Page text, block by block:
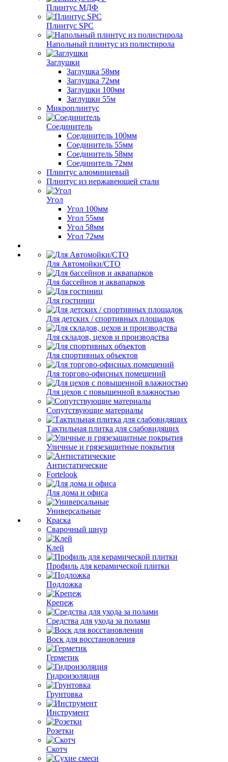
Плинтус МДФ
Плинтус SPC
Напольный плинтус из полистирола
Заглушки
Заглушка 58мм
Заглушка 72мм
Заглушки 100мм
Заглушки 55м
Микроплинтус
Соединитель
Соединитель 100мм
Соединитель 55мм
Соединитель 58мм
Соединитель 72мм
Плинтус алюминиевый
Плинтус из нержавеющей стали
Угол
Угол 100мм
Угол 55мм
Угол 58мм
Угол 72мм
Для Автомойки/СТО
Для бассейнов и аквапарков
Для гостиниц
Для детских / спортивных площадок
Для складов, цехов и производства
Для спортивных объектов
Для торгово-офисных помещений
Для цехов с повышенной влажностью
Сопутствующие материалы
Тактильная плитка для слабовидящих
Уличные и грязезащитные покрытия
Антистатические
Fortelook
Для дома и офиса
Универсальные
Краска
Сварочный шнур
Клей
Профиль для керамической плитки
Подложка
Крепеж
Средства для ухода за полами
Воск для восстановления
Герметик
Гидроизоляция
Грунтовка
Инструмент
Розетки
Скотч